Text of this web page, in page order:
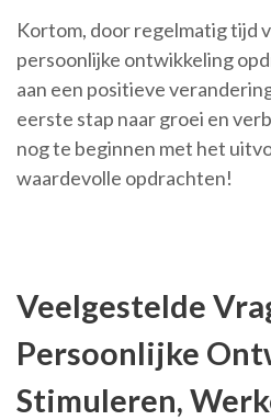
Kortom, door regelmatig tijd
persoonlijke ontwikkeling
aan een positieve
eerste stap naar groei en
nog te beginnen met het
waardevolle opdrachten!
Veelgestelde
Persoonlijke
Stimuleren,